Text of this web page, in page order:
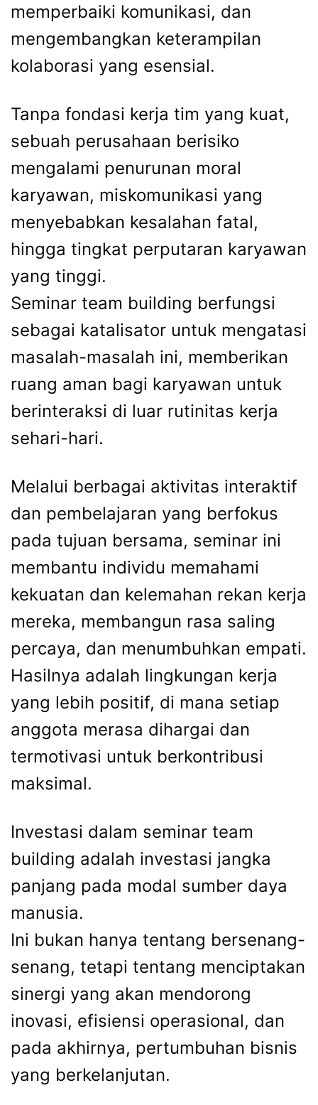
memperbaiki komunikasi, dan
mengembangkan keterampilan
kolaborasi yang esensial.
Tanpa fondasi kerja tim yang kuat,
sebuah perusahaan berisiko
mengalami penurunan moral
karyawan, miskomunikasi yang
menyebabkan kesalahan fatal,
hingga tingkat perputaran karyawan
yang tinggi.
Seminar team building berfungsi
sebagai katalisator untuk mengatasi
masalah-masalah ini, memberikan
ruang aman bagi karyawan untuk
berinteraksi di luar rutinitas kerja
sehari-hari.
Melalui berbagai aktivitas interaktif
dan pembelajaran yang berfokus
pada tujuan bersama, seminar ini
membantu individu memahami
kekuatan dan kelemahan rekan kerja
mereka, membangun rasa saling
percaya, dan menumbuhkan empati.
Hasilnya adalah lingkungan kerja
yang lebih positif, di mana setiap
anggota merasa dihargai dan
termotivasi untuk berkontribusi
maksimal.
Investasi dalam seminar team
building adalah investasi jangka
panjang pada modal sumber daya
manusia.
Ini bukan hanya tentang bersenang-
senang, tetapi tentang menciptakan
sinergi yang akan mendorong
inovasi, efisiensi operasional, dan
pada akhirnya, pertumbuhan bisnis
yang berkelanjutan.